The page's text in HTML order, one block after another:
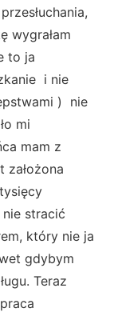
wygrałam
to ja
i nie
) nie
mi
mam z
założona
stracić
który nie ja
gdybym
Teraz